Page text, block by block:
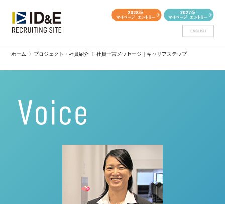
ホーム 〉 プロジェクト・社員紹介 〉社員一言メッセージ｜キャリアステップ